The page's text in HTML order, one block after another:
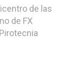
de las
de FX